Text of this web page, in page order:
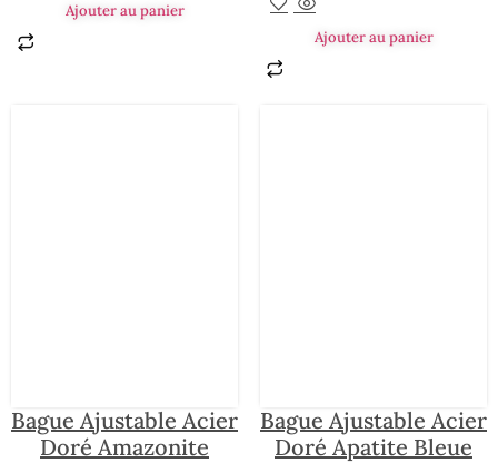
Ajouter au panier
Ajouter au panier
Bague Ajustable Acier
Doré Amazonite
Bague Ajustable Acier
Doré Apatite Bleue